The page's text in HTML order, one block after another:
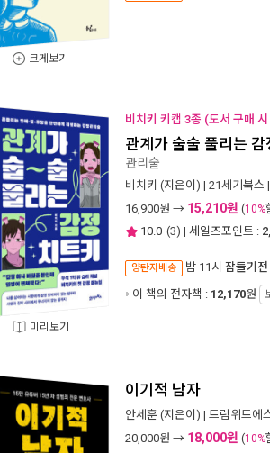
크게보기
미리보기
비치키 키캡 3종 (도서 구매
관계가 술술 풀리는 감
관리술
비치키 (지은이) | 21세기북스
16,900원 → 15,210원 (10%
10.0 (3) | 세일즈포인트 :
양탄자배송 밤 11시 잠들기전
이 책의 전자책 : 12,170원
이기적 남자
안세훈 (지은이) | 드림위드에
20,000원 → 18,000원 (10%